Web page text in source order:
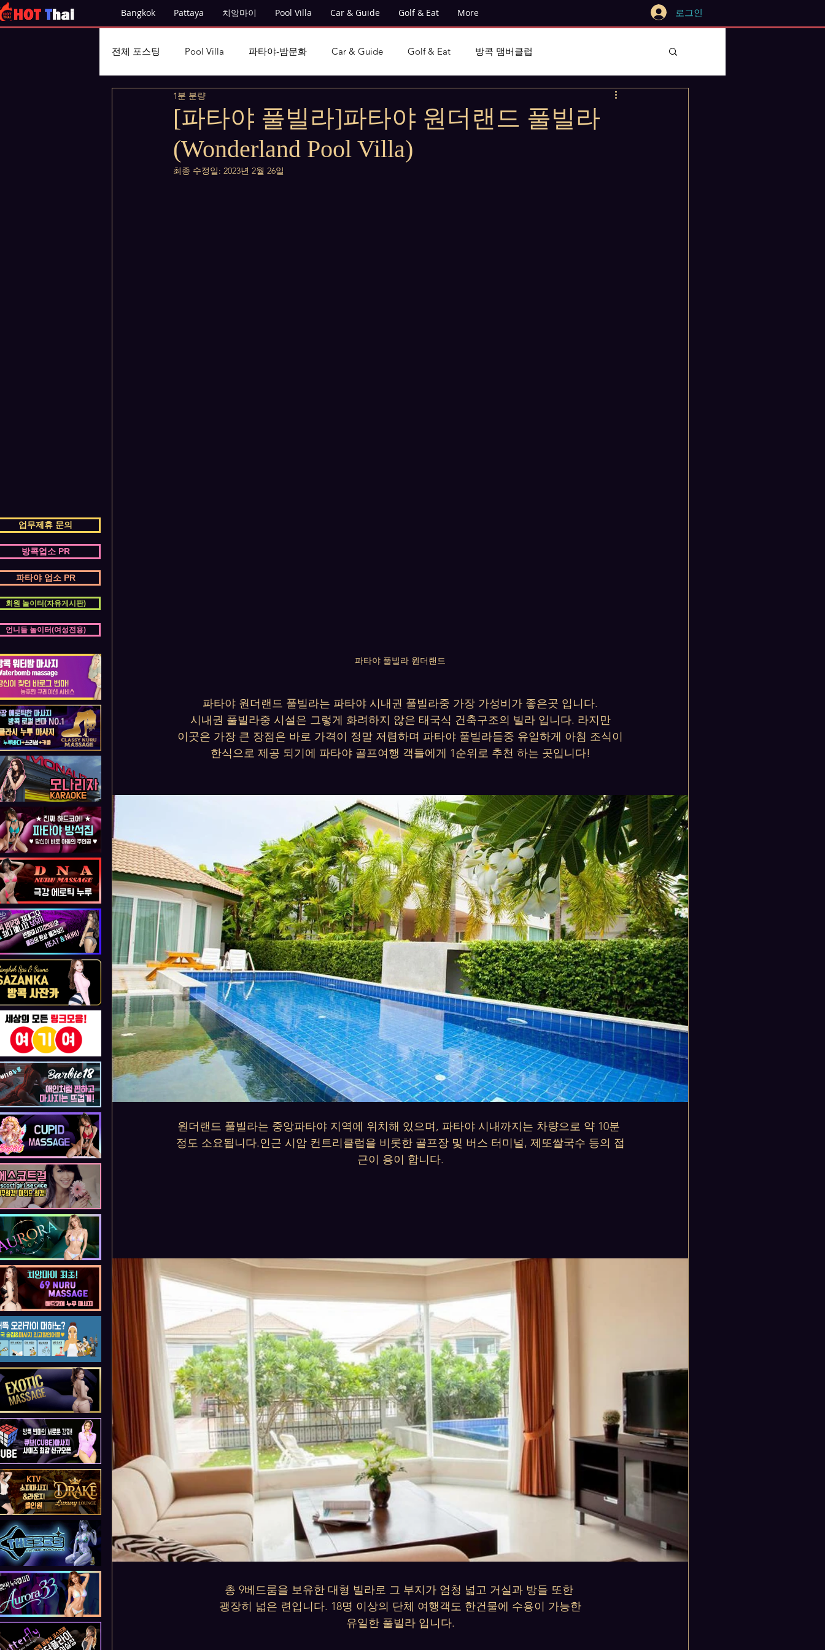
Bangkok Pattaya 치앙마이 Pool Villa Car & Guide Golf & Eat More 로그인
전체 포스팅 Pool Villa 파타야-밤문화 Car & Guide Golf & Eat 방콕 맴버클럽
[파타야 풀빌라]파타야 원더랜드 풀빌라
(Wonderland Pool Villa)
1분 분량
최종 수정일: 2023년 2월 26일
파타야 풀빌라 원더랜드
파타야 원더랜드 풀빌라는 파타야 시내권 풀빌라중 가장 가성비가 좋은곳 입니다.
시내권 풀빌라중 시설은 그렇게 화려하지 않은 태국식 건축구조의 빌라 입니다. 라지만
이곳은 가장 큰 장점은 바로 가격이 정말 저렴하며 파타야 풀빌라들중 유일하게 아침 조식이
한식으로 제공 되기에 파타야 골프여행 객들에게 1순위로 추천 하는 곳입니다!
원더랜드 풀빌라는 중앙파타야 지역에 위치해 있으며, 파타야 시내까지는 차량으로 약 10분
정도 소요됩니다.인근 시암 컨트리클럽을 비롯한 골프장 및 버스 터미널, 제또쌀국수 등의 접
근이 용이 합니다.
총 9베드룸을 보유한 대형 빌라로 그 부지가 엄청 넓고 거실과 방들 또한
괭장히 넓은 련입니다. 18명 이상의 단체 여행객도 한건물에 수용이 가능한
유일한 풀빌라 입니다.
업무제휴 문의
방콕업소 PR
파타야 업소 PR
회원 놀이터(자유게시판)
언니들 놀이터(여성전용)